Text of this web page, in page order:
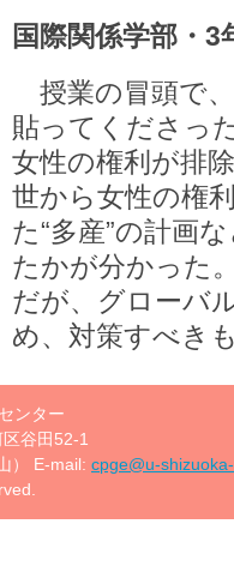
国際関係学部・3
授業の冒頭で
貼ってくださっ
女性の権利が排
世から女性の権
た“多産”の計画
たかが分かった
だが、グローバ
め、対策すべき
ンター
谷田52-1
） E-mail: cpge@u-